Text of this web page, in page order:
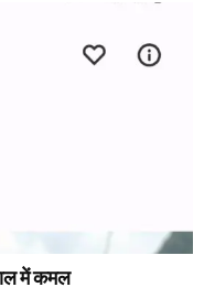
में कमल